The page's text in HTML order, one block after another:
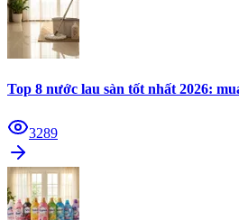
Top 8 nước lau sàn tốt nhất 2026:
3289